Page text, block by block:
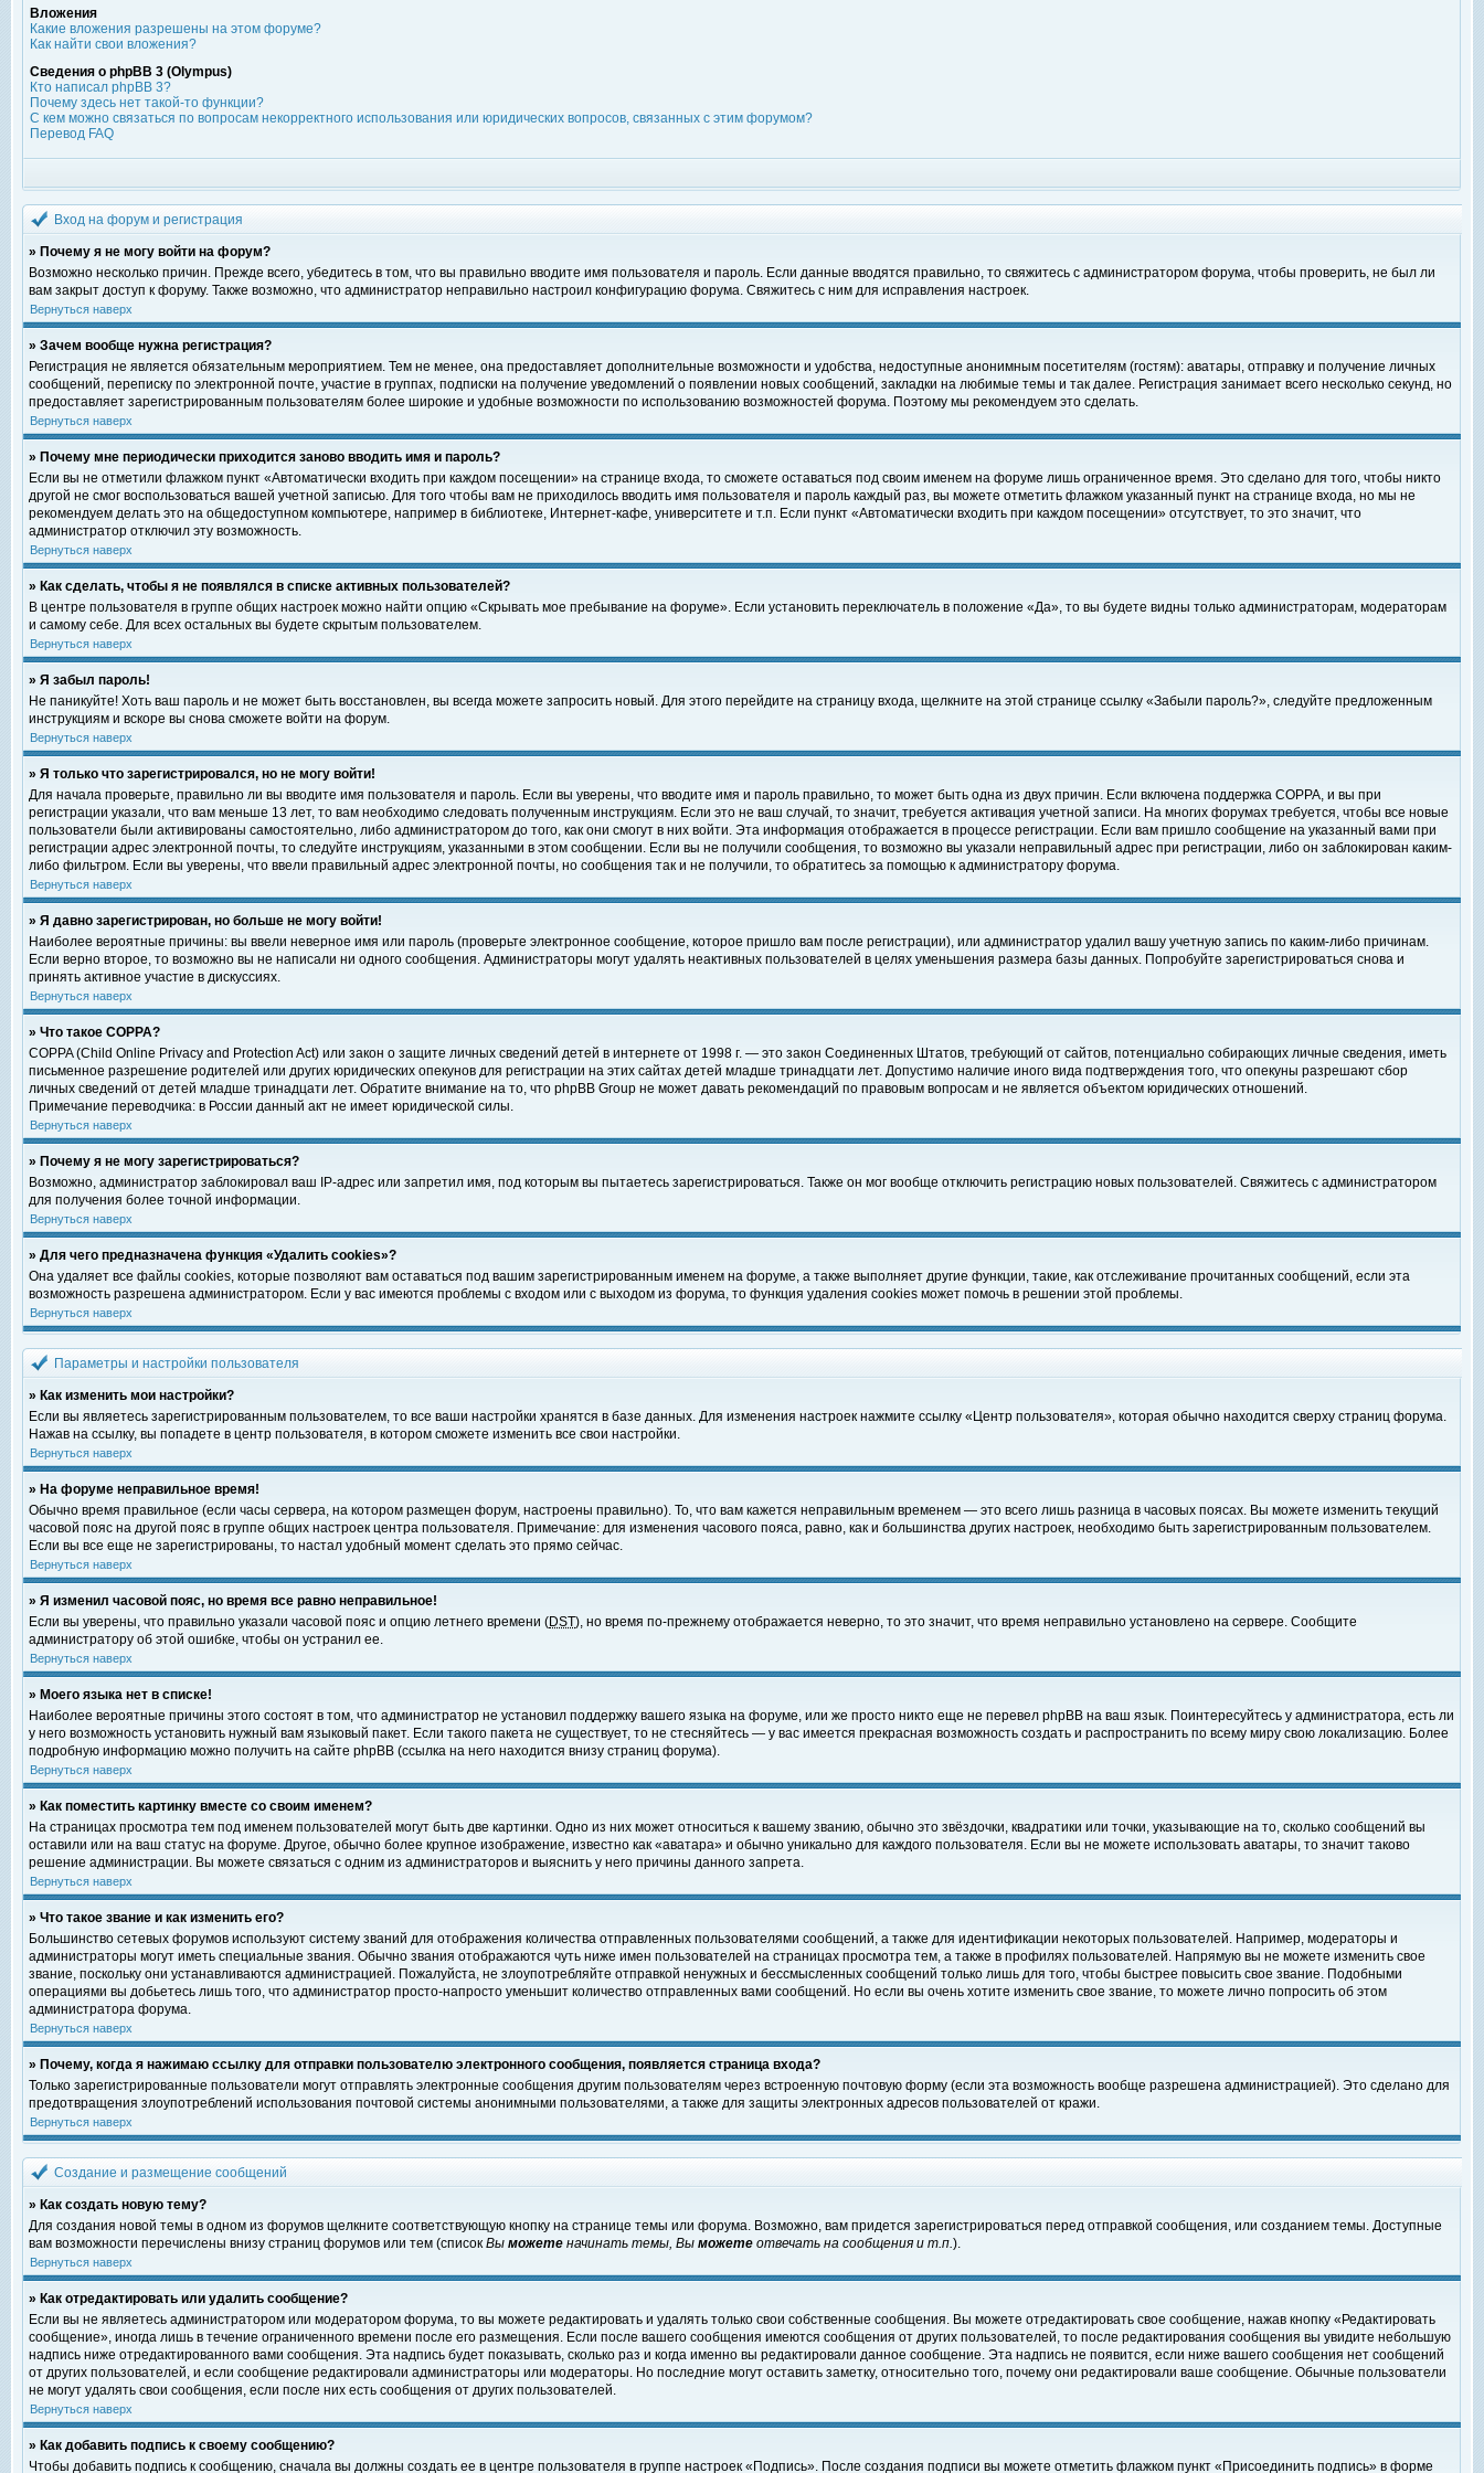
Вложения
Какие вложения разрешены на этом форуме?
Как найти свои вложения?
Сведения о phpBB 3 (Olympus)
Кто написал phpBB 3?
Почему здесь нет такой-то функции?
С кем можно связаться по вопросам некорректного использования или юридических вопросов, связанных с этим форумом?
Перевод FAQ
Вход на форум и регистрация
» Почему я не могу войти на форум?
Возможно несколько причин. Прежде всего, убедитесь в том, что вы правильно вводите имя пользователя и пароль. Если данные вводятся правильно, то свяжитесь с администратором форума, чтобы проверить, не был ли
вам закрыт доступ к форуму. Также возможно, что администратор неправильно настроил конфигурацию форума. Свяжитесь с ним для исправления настроек.
Вернуться наверх
» Зачем вообще нужна регистрация?
Регистрация не является обязательным мероприятием. Тем не менее, она предоставляет дополнительные возможности и удобства, недоступные анонимным посетителям (гостям): аватары, отправку и получение личных
сообщений, переписку по электронной почте, участие в группах, подписки на получение уведомлений о появлении новых сообщений, закладки на любимые темы и так далее. Регистрация занимает всего несколько секунд, но
предоставляет зарегистрированным пользователям более широкие и удобные возможности по использованию возможностей форума. Поэтому мы рекомендуем это сделать.
Вернуться наверх
» Почему мне периодически приходится заново вводить имя и пароль?
Если вы не отметили флажком пункт «Автоматически входить при каждом посещении» на странице входа, то сможете оставаться под своим именем на форуме лишь ограниченное время. Это сделано для того, чтобы никто
другой не смог воспользоваться вашей учетной записью. Для того чтобы вам не приходилось вводить имя пользователя и пароль каждый раз, вы можете отметить флажком указанный пункт на странице входа, но мы не
рекомендуем делать это на общедоступном компьютере, например в библиотеке, Интернет-кафе, университете и т.п. Если пункт «Автоматически входить при каждом посещении» отсутствует, то это значит, что
администратор отключил эту возможность.
Вернуться наверх
» Как сделать, чтобы я не появлялся в списке активных пользователей?
В центре пользователя в группе общих настроек можно найти опцию «Скрывать мое пребывание на форуме». Если установить переключатель в положение «Да», то вы будете видны только администраторам, модераторам
и самому себе. Для всех остальных вы будете скрытым пользователем.
Вернуться наверх
» Я забыл пароль!
Не паникуйте! Хоть ваш пароль и не может быть восстановлен, вы всегда можете запросить новый. Для этого перейдите на страницу входа, щелкните на этой странице ссылку «Забыли пароль?», следуйте предложенным
инструкциям и вскоре вы снова сможете войти на форум.
Вернуться наверх
» Я только что зарегистрировался, но не могу войти!
Для начала проверьте, правильно ли вы вводите имя пользователя и пароль. Если вы уверены, что вводите имя и пароль правильно, то может быть одна из двух причин. Если включена поддержка COPPA, и вы при
регистрации указали, что вам меньше 13 лет, то вам необходимо следовать полученным инструкциям. Если это не ваш случай, то значит, требуется активация учетной записи. На многих форумах требуется, чтобы все новые
пользователи были активированы самостоятельно, либо администратором до того, как они смогут в них войти. Эта информация отображается в процессе регистрации. Если вам пришло сообщение на указанный вами при
регистрации адрес электронной почты, то следуйте инструкциям, указанными в этом сообщении. Если вы не получили сообщения, то возможно вы указали неправильный адрес при регистрации, либо он заблокирован каким-
либо фильтром. Если вы уверены, что ввели правильный адрес электронной почты, но сообщения так и не получили, то обратитесь за помощью к администратору форума.
Вернуться наверх
» Я давно зарегистрирован, но больше не могу войти!
Наиболее вероятные причины: вы ввели неверное имя или пароль (проверьте электронное сообщение, которое пришло вам после регистрации), или администратор удалил вашу учетную запись по каким-либо причинам.
Если верно второе, то возможно вы не написали ни одного сообщения. Администраторы могут удалять неактивных пользователей в целях уменьшения размера базы данных. Попробуйте зарегистрироваться снова и
принять активное участие в дискуссиях.
Вернуться наверх
» Что такое COPPA?
COPPA (Child Online Privacy and Protection Act) или закон о защите личных сведений детей в интернете от 1998 г. — это закон Соединенных Штатов, требующий от сайтов, потенциально собирающих личные сведения, иметь
письменное разрешение родителей или других юридических опекунов для регистрации на этих сайтах детей младше тринадцати лет. Допустимо наличие иного вида подтверждения того, что опекуны разрешают сбор
личных сведений от детей младше тринадцати лет. Обратите внимание на то, что phpBB Group не может давать рекомендаций по правовым вопросам и не является объектом юридических отношений.
Примечание переводчика: в России данный акт не имеет юридической силы.
Вернуться наверх
» Почему я не могу зарегистрироваться?
Возможно, администратор заблокировал ваш IP-адрес или запретил имя, под которым вы пытаетесь зарегистрироваться. Также он мог вообще отключить регистрацию новых пользователей. Свяжитесь с администратором
для получения более точной информации.
Вернуться наверх
» Для чего предназначена функция «Удалить cookies»?
Она удаляет все файлы cookies, которые позволяют вам оставаться под вашим зарегистрированным именем на форуме, а также выполняет другие функции, такие, как отслеживание прочитанных сообщений, если эта
возможность разрешена администратором. Если у вас имеются проблемы с входом или с выходом из форума, то функция удаления cookies может помочь в решении этой проблемы.
Вернуться наверх
Параметры и настройки пользователя
» Как изменить мои настройки?
Если вы являетесь зарегистрированным пользователем, то все ваши настройки хранятся в базе данных. Для изменения настроек нажмите ссылку «Центр пользователя», которая обычно находится сверху страниц форума.
Нажав на ссылку, вы попадете в центр пользователя, в котором сможете изменить все свои настройки.
Вернуться наверх
» На форуме неправильное время!
Обычно время правильное (если часы сервера, на котором размещен форум, настроены правильно). То, что вам кажется неправильным временем — это всего лишь разница в часовых поясах. Вы можете изменить текущий
часовой пояс на другой пояс в группе общих настроек центра пользователя. Примечание: для изменения часового пояса, равно, как и большинства других настроек, необходимо быть зарегистрированным пользователем.
Если вы все еще не зарегистрированы, то настал удобный момент сделать это прямо сейчас.
Вернуться наверх
» Я изменил часовой пояс, но время все равно неправильное!
Если вы уверены, что правильно указали часовой пояс и опцию летнего времени (DST), но время по-прежнему отображается неверно, то это значит, что время неправильно установлено на сервере. Сообщите
администратору об этой ошибке, чтобы он устранил ее.
Вернуться наверх
» Моего языка нет в списке!
Наиболее вероятные причины этого состоят в том, что администратор не установил поддержку вашего языка на форуме, или же просто никто еще не перевел phpBB на ваш язык. Поинтересуйтесь у администратора, есть ли
у него возможность установить нужный вам языковый пакет. Если такого пакета не существует, то не стесняйтесь — у вас имеется прекрасная возможность создать и распространить по всему миру свою локализацию. Более
подробную информацию можно получить на сайте phpBB (ссылка на него находится внизу страниц форума).
Вернуться наверх
» Как поместить картинку вместе со своим именем?
На страницах просмотра тем под именем пользователей могут быть две картинки. Одно из них может относиться к вашему званию, обычно это звёздочки, квадратики или точки, указывающие на то, сколько сообщений вы
оставили или на ваш статус на форуме. Другое, обычно более крупное изображение, известно как «аватара» и обычно уникально для каждого пользователя. Если вы не можете использовать аватары, то значит таково
решение администрации. Вы можете связаться с одним из администраторов и выяснить у него причины данного запрета.
Вернуться наверх
» Что такое звание и как изменить его?
Большинство сетевых форумов используют систему званий для отображения количества отправленных пользователями сообщений, а также для идентификации некоторых пользователей. Например, модераторы и
администраторы могут иметь специальные звания. Обычно звания отображаются чуть ниже имен пользователей на страницах просмотра тем, а также в профилях пользователей. Напрямую вы не можете изменить свое
звание, поскольку они устанавливаются администрацией. Пожалуйста, не злоупотребляйте отправкой ненужных и бессмысленных сообщений только лишь для того, чтобы быстрее повысить свое звание. Подобными
операциями вы добьетесь лишь того, что администратор просто-напросто уменьшит количество отправленных вами сообщений. Но если вы очень хотите изменить свое звание, то можете лично попросить об этом
администратора форума.
Вернуться наверх
» Почему, когда я нажимаю ссылку для отправки пользователю электронного сообщения, появляется страница входа?
Только зарегистрированные пользователи могут отправлять электронные сообщения другим пользователям через встроенную почтовую форму (если эта возможность вообще разрешена администрацией). Это сделано для
предотвращения злоупотреблений использования почтовой системы анонимными пользователями, а также для защиты электронных адресов пользователей от кражи.
Вернуться наверх
Создание и размещение сообщений
» Как создать новую тему?
Для создания новой темы в одном из форумов щелкните соответствующую кнопку на странице темы или форума. Возможно, вам придется зарегистрироваться перед отправкой сообщения, или созданием темы. Доступные
вам возможности перечислены внизу страниц форумов или тем (список Вы можете начинать темы, Вы можете отвечать на сообщения и т.п.).
Вернуться наверх
» Как отредактировать или удалить сообщение?
Если вы не являетесь администратором или модератором форума, то вы можете редактировать и удалять только свои собственные сообщения. Вы можете отредактировать свое сообщение, нажав кнопку «Редактировать
сообщение», иногда лишь в течение ограниченного времени после его размещения. Если после вашего сообщения имеются сообщения от других пользователей, то после редактирования сообщения вы увидите небольшую
надпись ниже отредактированного вами сообщения. Эта надпись будет показывать, сколько раз и когда именно вы редактировали данное сообщение. Эта надпись не появится, если ниже вашего сообщения нет сообщений
от других пользователей, и если сообщение редактировали администраторы или модераторы. Но последние могут оставить заметку, относительно того, почему они редактировали ваше сообщение. Обычные пользователи
не могут удалять свои сообщения, если после них есть сообщения от других пользователей.
Вернуться наверх
» Как добавить подпись к своему сообщению?
Чтобы добавить подпись к сообщению, сначала вы должны создать ее в центре пользователя в группе настроек «Подпись». После создания подписи вы можете отметить флажком пункт «Присоединить подпись» в форме